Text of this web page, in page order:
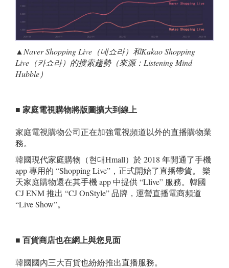
▲ Naver Shopping Live （네쇼라）和Kakao Shopping
Live （카쇼라）的搜索趨勢（來源： Listening Mind
Hubble）
■ 家庭電視購物將版圖擴大到線上
家庭電視購物公司正在加強電視頻道以外的直播購物業
務。
韓國現代家庭購物（현대Hmall）於 2018 年開通了手機
app 專用的 “Shopping Live”，正式開始了直播帶貨。 樂
天家庭購物還在其手機 app 中提供 “Llive” 服務。韓國
CJ ENM 推出 “CJ OnStyle” 品牌，運營直播電商頻道
“Live Show”。
■ 百貨商店也在網上與您見面
韓國國內三大百貨也紛紛推出直播服務。